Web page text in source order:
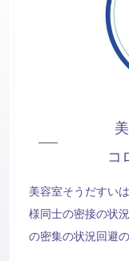
コ
美容室そうだすい
様同士の密接の状
の密集の状況回避